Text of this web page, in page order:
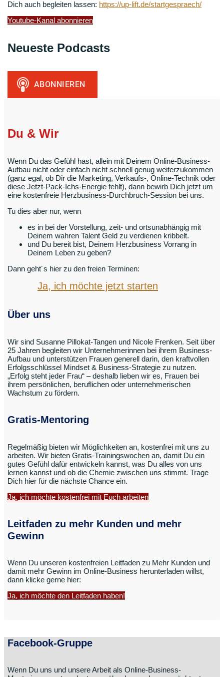
Dich auch begleiten lassen: https://up-lift.de/startgespraech/
Youtube-Kanal abonnieren
Neueste Podcasts
Du & Wir
Wenn Du das Gefühl hast, allein mit Deinem Online-Business-
Aufbau nicht oder einfach nicht schnell genug weiterzukommen
(ganz egal, ob Dir die Marketing, Verkaufs-, Online-Technik oder
diese Jetzt-Pack-Ichs-Energie fehlt), dann bewirb Dich jetzt um
eine kostenfreie Herzbusiness-Durchbruch-Session bei uns.
Tu dies aber nur, wenn
es in bei der Vorstellung, zeit- und ortsunabhängig mit
Deinem wahren Talent Geld zu verdienen kribbelt.
und Du bereit bist, Deinem Herzbusiness Vorrang in
Deinem Leben zu geben?
Dann geht´s hier zu den freien Terminen:
Ja, ich möchte jetzt starten
Über uns
Wir sind Susanne Pillokat-Tangen und Nicole Frenken. Seit über
25 Jahren begleiten wir Unternehmerinnen bei ihrem Business-
Aufbau und unterstützen Frauen generell darin, den kraftvollen
Erfolgsschlüssel Mindset & Business-Strategie zu nutzen.
„Erfolg steht jeder Frau“ – deshalb lieben wir es, Frauen bei
ihrem persönlichen, beruflichen oder unternehmerischen
Wachstum zu fördern.
Gratis-Mentoring
Regelmäßig bieten wir Möglichkeiten an, kostenfrei mit uns zu
arbeiten. Wir bieten Gratis-Trainingswochen an, damit Du ein
gutes Gefühl dafür entwickeln kannst, was Du alles von uns
lernen kannst und ob die Chemie zwischen uns stimmt. Trage
Dich hier für die nächste Chance ein.
Ja, ich möchte kostenfrei mit Euch arbeiten
Leitfaden zu mehr Kunden und mehr
Gewinn
Wenn Du unseren kostenfreien Leitfaden zu Mehr Kunden und
damit mehr Gewinn im Online-Business herunterladen willst,
dann klicke gerne hier:
Ja, ich möchte den Leitfaden haben!
Facebook-Gruppe
Wenn Du uns und unsere Arbeit als Online-Business-